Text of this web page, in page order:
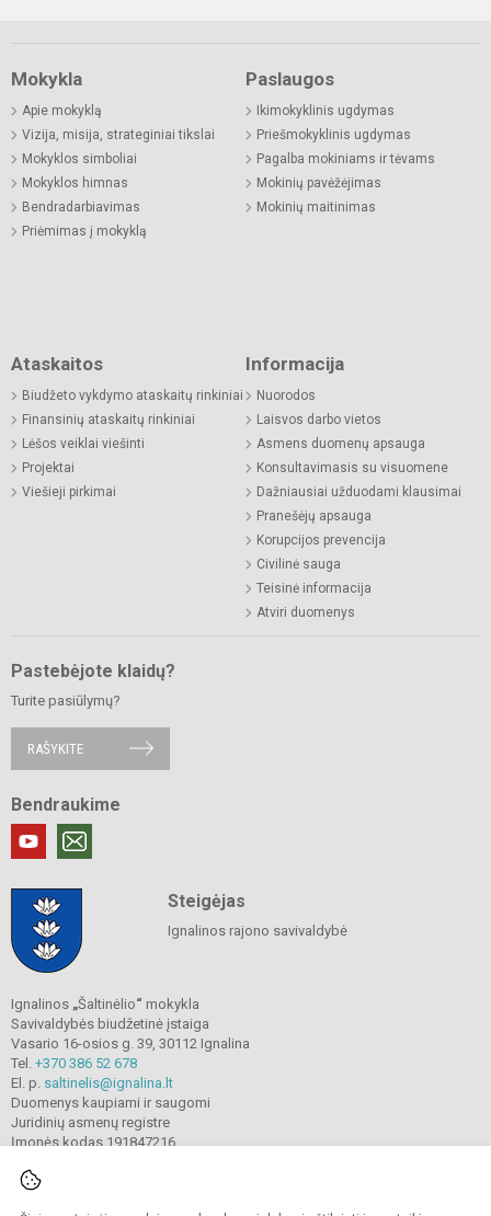
Mokykla
Apie mokyklą
Vizija, misija, strateginiai tikslai
Mokyklos simboliai
Mokyklos himnas
Bendradarbiavimas
Priėmimas į mokyklą
Paslaugos
Ikimokyklinis ugdymas
Priešmokyklinis ugdymas
Pagalba mokiniams ir tėvams
Mokinių pavėžėjimas
Mokinių maitinimas
Ataskaitos
Biudžeto vykdymo ataskaitų rinkiniai
Finansinių ataskaitų rinkiniai
Lėšos veiklai viešinti
Projektai
Viešieji pirkimai
Informacija
Nuorodos
Laisvos darbo vietos
Asmens duomenų apsauga
Konsultavimasis su visuomene
Dažniausiai užduodami klausimai
Pranešėjų apsauga
Korupcijos prevencija
Civilinė sauga
Teisinė informacija
Atviri duomenys
Pastebėjote klaidų?
Turite pasiūlymų?
RAŠYKITE
Bendraukime
Steigėjas
Ignalinos rajono savivaldybė
Ignalinos „Šaltinėlio“ mokykla
Savivaldybės biudžetinė įstaiga
Vasario 16-osios g. 39, 30112 Ignalina
Tel. +370 386 52 678
El. p. saltinelis@ignalina.lt
Duomenys kaupiami ir saugomi
Juridinių asmenų registre
Įmonės kodas 191847216